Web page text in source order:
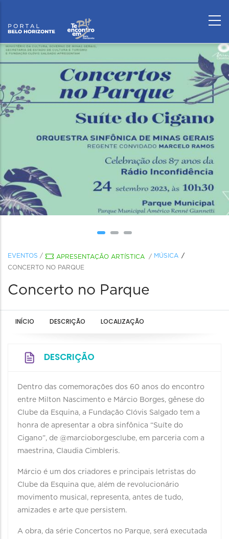
EVENTOS / APRESENTAÇÃO ARTÍSTICA / MÚSICA
CONCERTO NO PARQUE
Concerto no Parque
INÍCIO DESCRIÇÃO LOCALIZAÇÃO
DESCRIÇÃO
Dentro das comemorações dos 60 anos do encontro
entre Milton Nascimento e Márcio Borges, gênese do
Clube da Esquina, a Fundação Clóvis Salgado tem a
honra de apresentar a obra sinfônica “Suíte do
Cigano”, de @marcioborgesclube, em parceria com a
maestrina, Claudia Cimbleris.
Márcio é um dos criadores e principais letristas do
Clube da Esquina que, além de revolucionário
movimento musical, representa, antes de tudo,
amizades e arte que persistem.
A obra, da série Concertos no Parque, será executada